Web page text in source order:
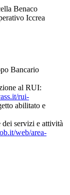
Benaco
Iccrea
Bancario
al RUI:
rui-
abilitato e
dei servizi e attività
web/area-